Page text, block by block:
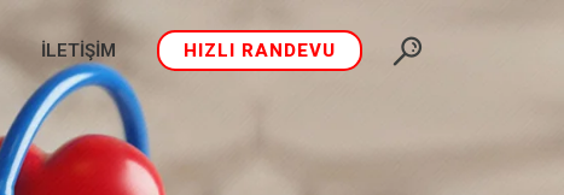
HIZLI RANDEVU
İLETIŞIM